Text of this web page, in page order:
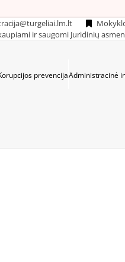
ir saugomi Juridinių
prevencijaAdministracinė